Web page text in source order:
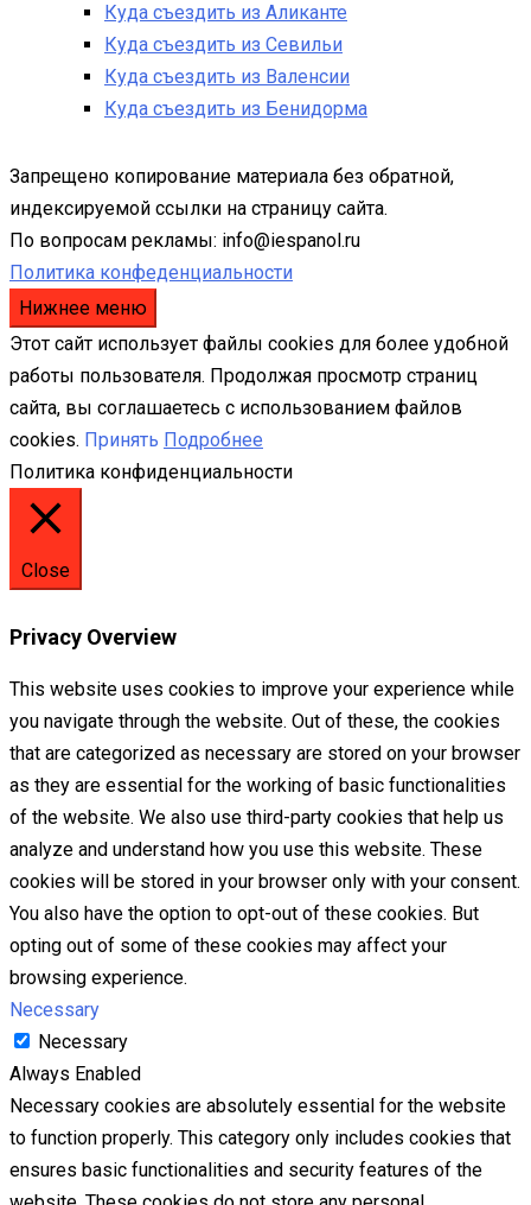
Куда съездить из Аликанте
Куда съездить из Севильи
Куда съездить из Валенсии
Куда съездить из Бенидорма
Запрещено копирование материала без обратной,
индексируемой ссылки на страницу сайта.
По вопросам рекламы: info@iespanol.ru
Политика конфеденциальности
Нижнее меню
Этот сайт использует файлы cookies для более удобной
работы пользователя. Продолжая просмотр страниц
сайта, вы соглашаетесь с использованием файлов
cookies. Принять Подробнее
Политика конфиденциальности
Close
Privacy Overview
This website uses cookies to improve your experience while
you navigate through the website. Out of these, the cookies
that are categorized as necessary are stored on your browser
as they are essential for the working of basic functionalities
of the website. We also use third-party cookies that help us
analyze and understand how you use this website. These
cookies will be stored in your browser only with your consent.
You also have the option to opt-out of these cookies. But
opting out of some of these cookies may affect your
browsing experience.
Necessary
Necessary
Always Enabled
Necessary cookies are absolutely essential for the website
to function properly. This category only includes cookies that
ensures basic functionalities and security features of the